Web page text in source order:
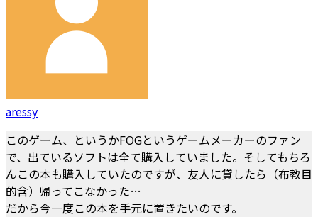
aressy
このゲーム、というかFOGというゲームメーカーのファン
で、出ているソフトは全て購入していました。そしてもちろ
んこの本も購入していたのですが、友人に貸したら（布教目
的含）帰ってこなかった…
だから今一度この本を手元に置きたいのです。